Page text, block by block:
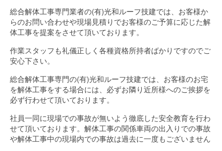
総合解体工事専門業者の(有)光和ルーフ技建では、お客様か
らのお問い合わせや現場見積りでお客様のご予算に応じた解
体工事を提案をさせて頂いております。
作業スタッフも礼儀正しく各種資格所持者ばかりですのでご
安心下さい。
総合解体工事専門の(有)光和ルーフ技建では、お客様のお宅
を解体工事をする場合には、必ずお隣り近所様へのご挨拶を
必ず行わせて頂いております。
社員一同に現場での事故が無いよう徹底した安全教育を行わ
せて頂いております。解体工事の関係車両の出入りでの事故
や解体工事中の現場内での事故は過去に一度もございません